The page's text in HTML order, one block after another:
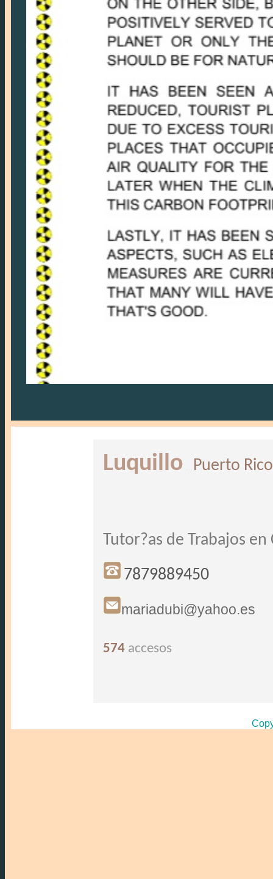
Luquillo Puerto Rico
Tutor?as de Trabajos
7879889450
mariadubi@yahoo.es
574 accesos